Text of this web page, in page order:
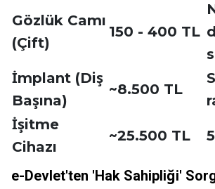
Gözlük Camı
(Çift)
150 - 400 TL
İmplant (Diş
Başına)
~8.500 TL
İşitme
Cihazı
~25.500 TL
e-Devlet'ten 'Hak Sahipliği'